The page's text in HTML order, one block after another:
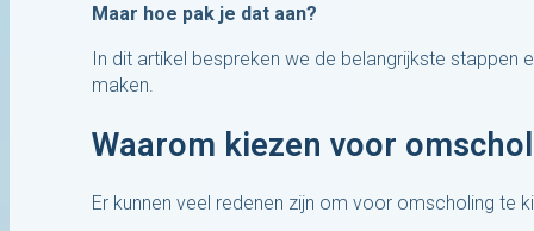
Maar hoe pak je dat aan?
In dit artikel bespreken we de belangrijkste
maken.
Waarom kiezen voor
Er kunnen veel redenen zijn om voor omscholing te